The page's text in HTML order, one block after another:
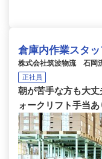
倉庫内作業スタッ
株式会社筑波物流 石岡
正社員
朝が苦手な方も大
ォークリフト手当あ